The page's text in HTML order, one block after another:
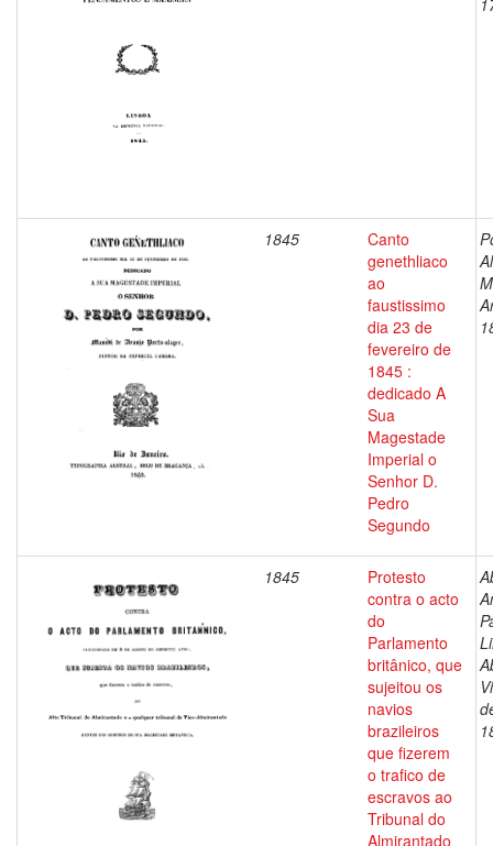
1845
Canto
genethliaco
ao
faustissimo
dia 23 de
fevereiro de
1845 :
dedicado A
Sua
Magestade
Imperial o
Senhor D.
Pedro
Segundo
1845
Protesto
contra o acto
do
Parlamento
britânico, que
sujeitou os
navios
brazileiros
que fizerem
o trafico de
escravos ao
Tribunal do
Almirantado